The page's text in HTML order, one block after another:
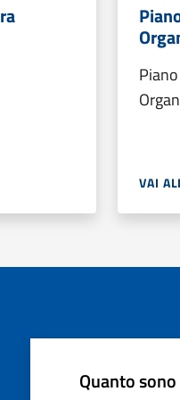
VAI
Quanto